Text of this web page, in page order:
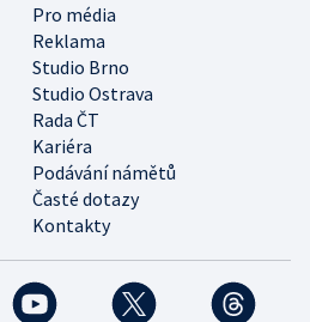
Pro média
Reklama
Studio Brno
Studio Ostrava
Rada ČT
Kariéra
Podávání námětů
Časté dotazy
Kontakty